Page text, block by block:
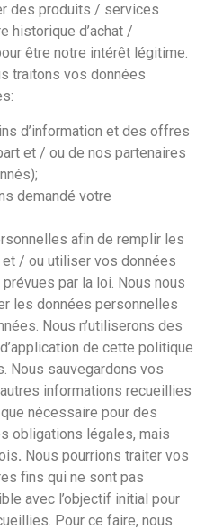
des produits / services
historique d’achat /
être notre intérêt légitime.
traitons vos données
d’information et des offres
et / ou de nos partenaires
demandé votre
afin de remplir les
/ ou utiliser vos données
par la loi. Nous nous
les données personnelles
Nous n’utiliserons des
de cette politique
Nous sauvegardons vos
informations recueillies
nécessaire pour des
obligations légales, mais
. Nous pourrions traiter vos
fins qui ne sont pas
avec l’objectif initial pour
Pour ce faire, nous